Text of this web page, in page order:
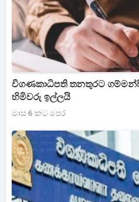
විගණකාධිපති තනතුරට
හිමිවරු ඉල්ලයි
මාස 6 කට පෙර